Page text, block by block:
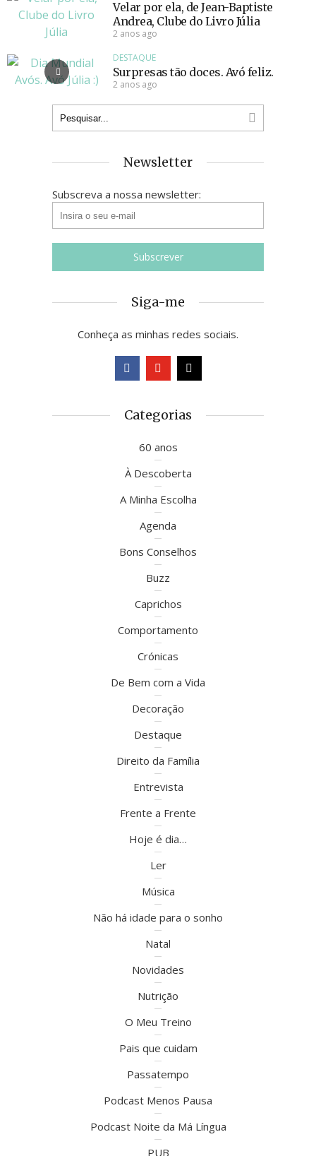
Velar por ela, de Jean-Baptiste
Andrea, Clube do Livro Júlia
2 anos ago
DESTAQUE
Surpresas tão doces. Avó feliz.
2 anos ago
Newsletter
Subscreva a nossa newsletter:
Siga-me
Conheça as minhas redes sociais.
Categorias
60 anos
À Descoberta
A Minha Escolha
Agenda
Bons Conselhos
Buzz
Caprichos
Comportamento
Crónicas
De Bem com a Vida
Decoração
Destaque
Direito da Família
Entrevista
Frente a Frente
Hoje é dia…
Ler
Música
Não há idade para o sonho
Natal
Novidades
Nutrição
O Meu Treino
Pais que cuidam
Passatempo
Podcast Menos Pausa
Podcast Noite da Má Língua
PUB